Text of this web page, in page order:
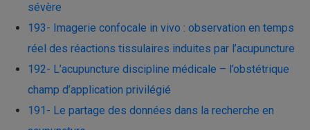
sévère
193- Imagerie confocale in vivo : observation en temps
réel des réactions tissulaires induites par l’acupuncture
192- L’acupuncture discipline médicale – l’obstétrique
champ d’application privilégié
191- Le partage des données dans la recherche en